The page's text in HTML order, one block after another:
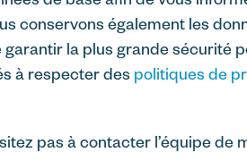
conservons également les
la plus grande sécurité
à respecter des politiques de
pas à contacter l’équipe de